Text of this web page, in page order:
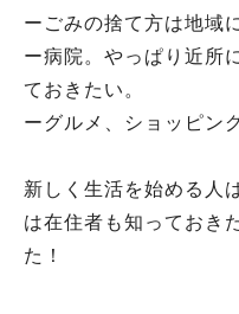
ーごみの捨て方は地域
ー病院。やっぱり近所
ておきたい。
ーグルメ、ショッピン
新しく生活を始める人
は在住者も知っておき
た！